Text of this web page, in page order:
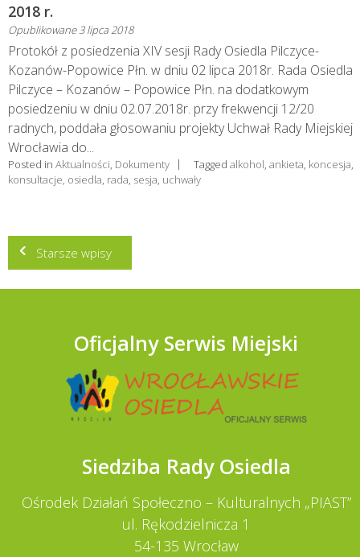
2018 r.
Opublikowane3 lipca 2018
Protokół z posiedzenia XIV sesji Rady Osiedla Pilczyce-
Kozanów-Popowice Płn. w dniu 02 lipca 2018r. Rada Osiedla
Pilczyce – Kozanów – Popowice Płn. na dodatkowym
posiedzeniu w dniu 02.07.2018r. przy frekwencji 12/20
radnych, poddała głosowaniu projekty Uchwał Rady Miejskiej
Wrocławia do...
Posted in Aktualności, Dokumenty Tagged alkohol, ankieta, koncesja,
konsultacje, osiedla, rada, sesja, uchwały
Nawigacja
po
wpisach
Starsze wpisy
Oficjalny Serwis Miejski
Siedziba Rady Osiedla
Ośrodek Działań Społeczno – Kulturalnych „PIAST”
ul. Rękodzielnicza 1
54-135 Wrocław